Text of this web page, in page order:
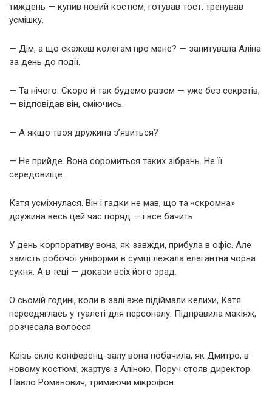
тиждень — купив новий костюм, готував тост, тренував
усмішку.
— Дім, а що скажеш колегам про мене? — запитувала Аліна
за день до події.
— Та нічого. Скоро й так будемо разом — уже без секретів,
— відповідав він, сміючись.
— А якщо твоя дружина з’явиться?
— Не прийде. Вона соромиться таких зібрань. Не її
середовище.
Катя усміхнулася. Він і гадки не мав, що та «скромна»
дружина весь цей час поряд — і все бачить.
У день корпоративу вона, як завжди, прибула в офіс. Але
замість робочої уніформи в сумці лежала елегантна чорна
сукня. А в теці — докази всіх його зрад.
О сьомій годині, коли в залі вже підіймали келихи, Катя
переодяглась у туалеті для персоналу. Підправила макіяж,
розчесала волосся.
Крізь скло конференц-залу вона побачила, як Дмитро, в
новому костюмі, жартує з Аліною. Поруч стояв директор
Павло Романович, тримаючи мікрофон.